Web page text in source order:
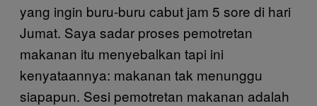
yang ingin buru-buru cabut jam 5 sore di hari
Jumat. Saya sadar proses pemotretan
makanan itu menyebalkan tapi ini
kenyataannya: makanan tak menunggu
siapapun. Sesi pemotretan makanan adalah